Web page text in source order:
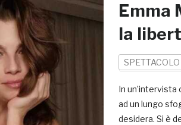
Emma
la
SPETTACOLO
In un’intervista
ad un lungo
desidera. Si è